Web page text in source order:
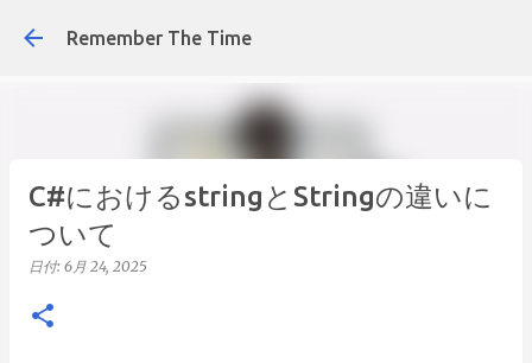
スキップしてメイン コンテンツに移動
Remember The Time
C#におけるstringとStringの違いに
ついて
日付: 6月 24, 2025